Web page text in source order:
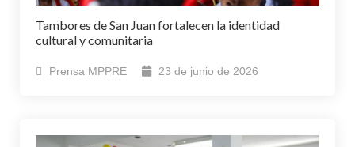
Tambores de San Juan fortalecen la identidad
cultural y comunitaria
Prensa MPPRE 23 de junio de 2026